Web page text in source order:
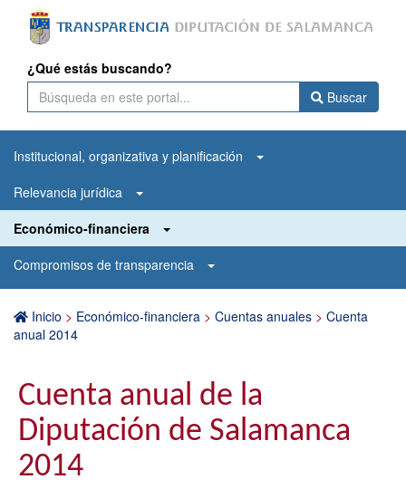
¿Qué estás buscando?
Buscar
Institucional, organizativa y planificación
Relevancia jurídica
Económico-financiera
Compromisos de transparencia
Inicio > Económico-financiera > Cuentas anuales > Cuenta
anual 2014
Cuenta anual de la
Diputación de Salamanca
2014